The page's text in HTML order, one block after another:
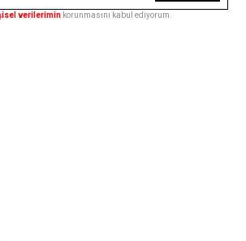
verilerimin korunmasını kabul ediyorum.